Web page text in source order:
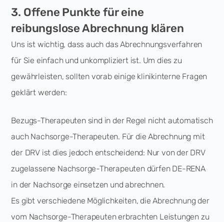
3. Offene Punkte für eine
reibungslose Abrechnung klären
Uns ist wichtig, dass auch das Abrechnungsverfahren
für Sie einfach und unkompliziert ist. Um dies zu
gewährleisten, sollten vorab einige klinikinterne Fragen
geklärt werden:
Bezugs-Therapeuten sind in der Regel nicht automatisch
auch Nachsorge-Therapeuten. Für die Abrechnung mit
der DRV ist dies jedoch entscheidend: Nur von der DRV
zugelassene Nachsorge-Therapeuten dürfen DE-RENA
in der Nachsorge einsetzen und abrechnen.
Es gibt verschiedene Möglichkeiten, die Abrechnung der
vom Nachsorge-Therapeuten erbrachten Leistungen zu